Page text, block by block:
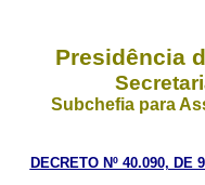
Presidência
Subchefia para
DECRETO Nº 40.090, DE